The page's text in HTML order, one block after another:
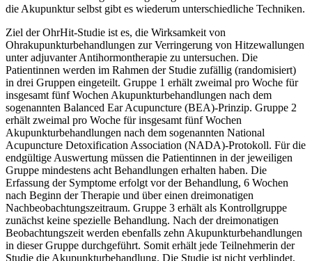
die Akupunktur selbst gibt es wiederum unterschiedliche Techniken.
Ziel der OhrHit-Studie ist es, die Wirksamkeit von
Ohrakupunkturbehandlungen zur Verringerung von Hitzewallungen
unter adjuvanter Antihormontherapie zu untersuchen. Die
Patientinnen werden im Rahmen der Studie zufällig (randomisiert)
in drei Gruppen eingeteilt. Gruppe 1 erhält zweimal pro Woche für
insgesamt fünf Wochen Akupunkturbehandlungen nach dem
sogenannten Balanced Ear Acupuncture (BEA)-Prinzip. Gruppe 2
erhält zweimal pro Woche für insgesamt fünf Wochen
Akupunkturbehandlungen nach dem sogenannten National
Acupuncture Detoxification Association (NADA)-Protokoll. Für die
endgültige Auswertung müssen die Patientinnen in der jeweiligen
Gruppe mindestens acht Behandlungen erhalten haben. Die
Erfassung der Symptome erfolgt vor der Behandlung, 6 Wochen
nach Beginn der Therapie und über einen dreimonatigen
Nachbeobachtungszeitraum. Gruppe 3 erhält als Kontrollgruppe
zunächst keine spezielle Behandlung. Nach der dreimonatigen
Beobachtungszeit werden ebenfalls zehn Akupunkturbehandlungen
in dieser Gruppe durchgeführt. Somit erhält jede Teilnehmerin der
Studie die Akupunkturbehandlung. Die Studie ist nicht verblindet,